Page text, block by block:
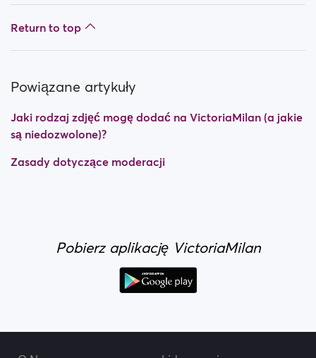
Return to top
Powiązane artykuły
Jaki rodzaj zdjęć mogę dodać na VictoriaMilan (a jakie
są niedozwolone)?
Zasady dotyczące moderacji
Pobierz aplikację VictoriaMilan